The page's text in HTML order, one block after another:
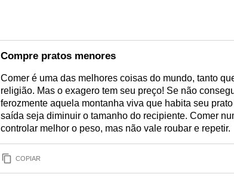
Compre pratos menores
Comer é uma das melhores coisas do mundo, tanto
religião. Mas o exagero tem seu preço! Se não
ferozmente aquela montanha viva que habita seu
saída seja diminuir o tamanho do recipiente. Comer
controlar melhor o peso, mas não vale roubar e repetir.
COPIAR